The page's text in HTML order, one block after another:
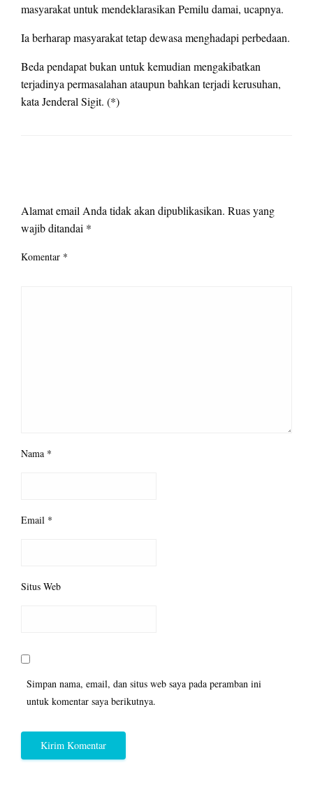
masyarakat untuk mendeklarasikan Pemilu damai, ucapnya.
Ia berharap masyarakat tetap dewasa menghadapi perbedaan.
Beda pendapat bukan untuk kemudian mengakibatkan
terjadinya permasalahan ataupun bahkan terjadi kerusuhan,
kata Jenderal Sigit. (*)
Alamat email Anda tidak akan dipublikasikan. Ruas yang
wajib ditandai *
Komentar *
Nama *
Email *
Situs Web
Simpan nama, email, dan situs web saya pada peramban ini
untuk komentar saya berikutnya.